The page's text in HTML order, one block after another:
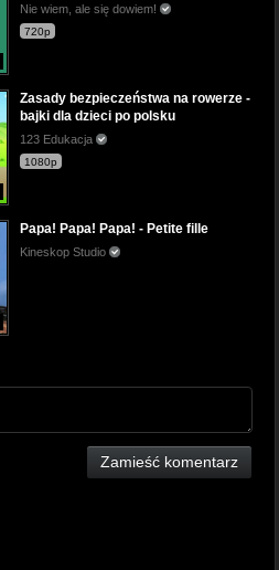
Nie wiem, ale się dowiem!
720p
Zasady bezpieczeństwa na rowerze -
bajki dla dzieci po polsku
123 Edukacja
1080p
Papa! Papa! Papa! - Petite fille
Kineskop Studio
Zamieść komentarz